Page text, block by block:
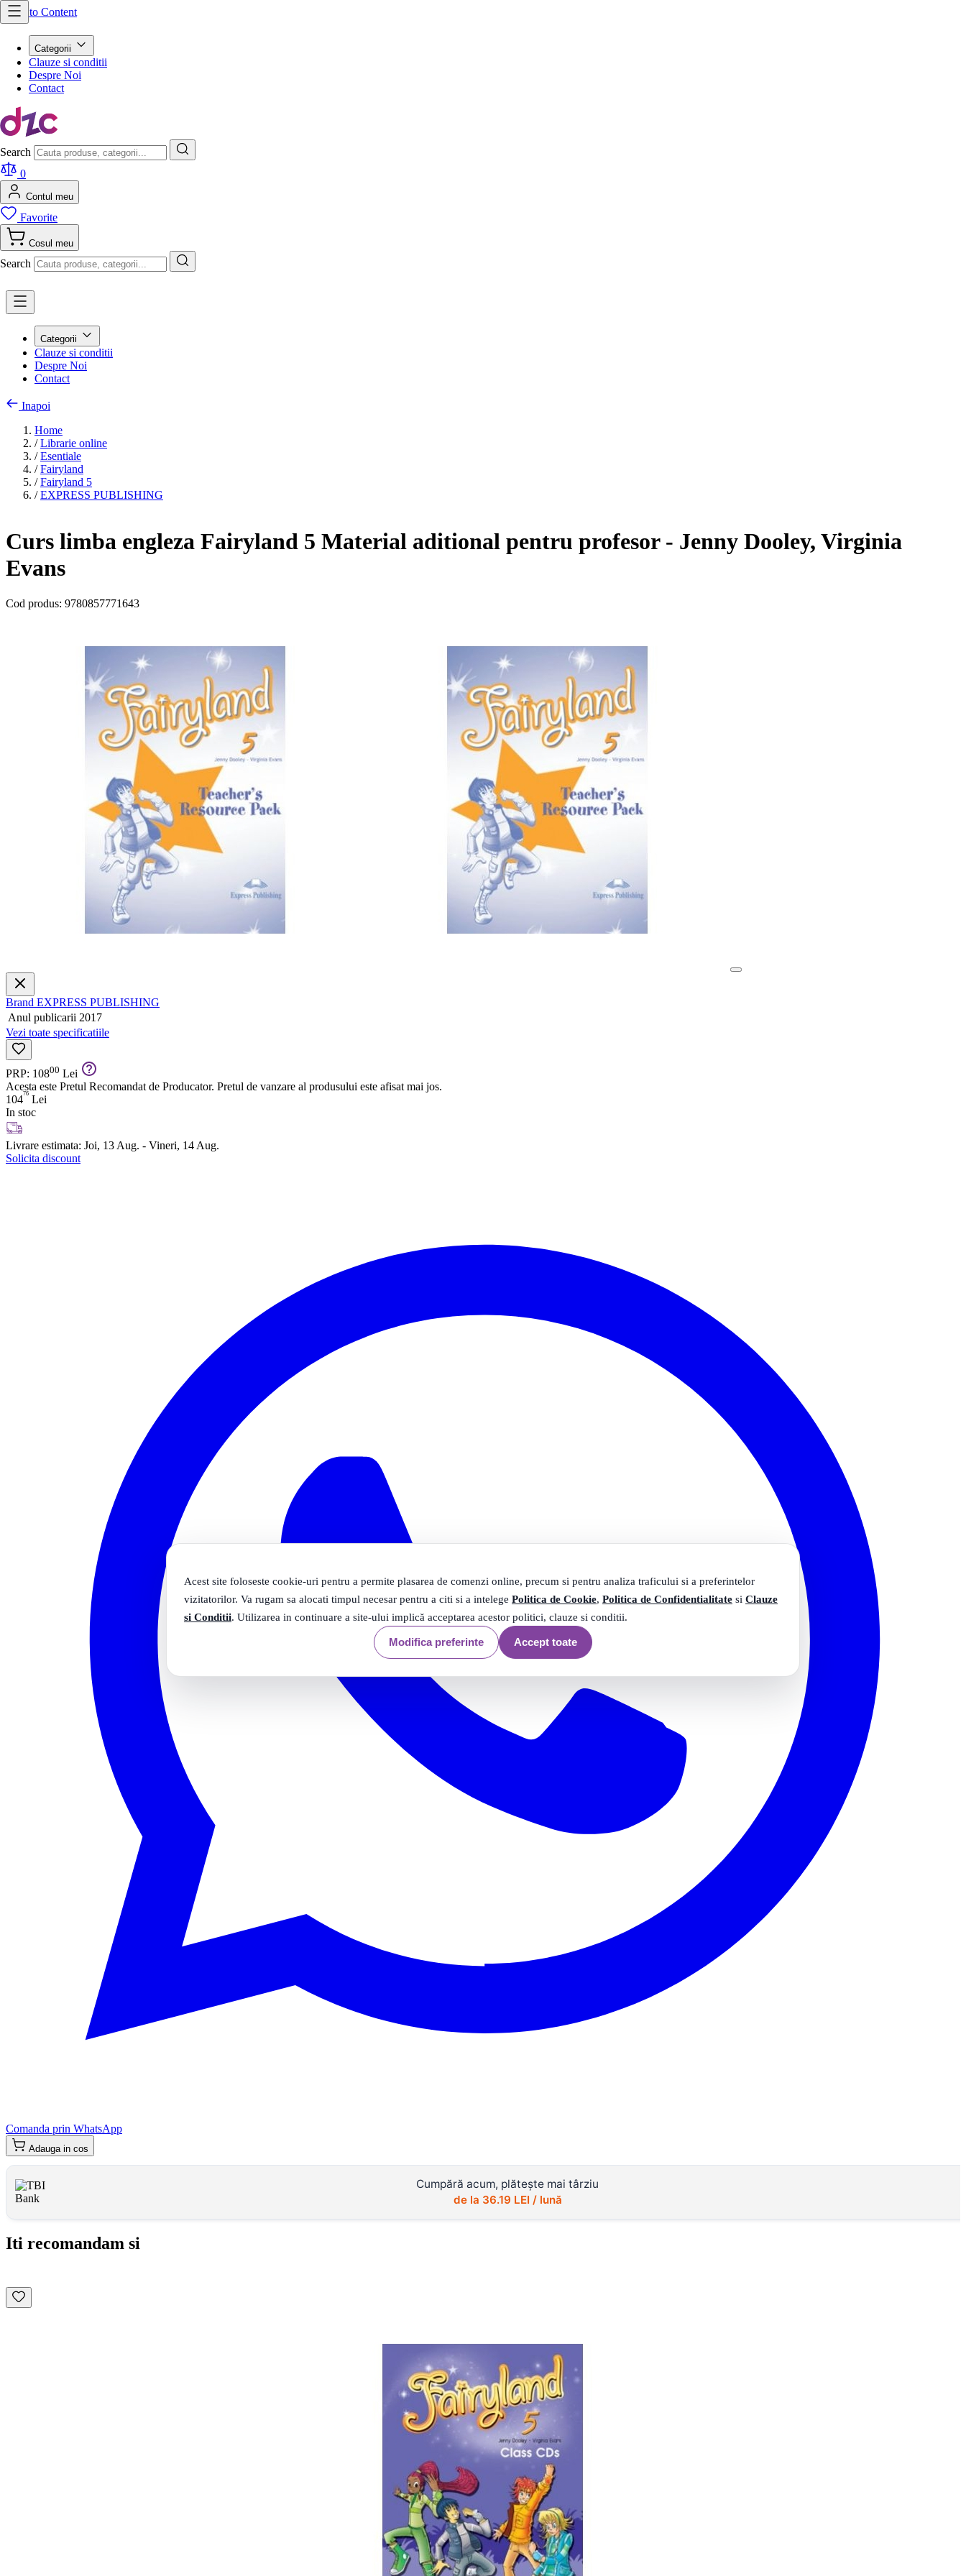
Acest site foloseste cookie-uri pentru a permite plasarea de comenzi online, precum si pentru analiza traficului si a preferintelor
vizitatorilor. Va rugam sa alocati timpul necesar pentru a citi si a intelege Politica de Cookie, Politica de Confidentialitate si Clauze
si Conditii. Utilizarea in continuare a site-ului implică acceptarea acestor politici, clauze si conditii.
Modifica preferinte Accept toate
Skip to Content
Categorii
Clauze si conditii
Despre Noi
Contact
Search
0
Contul meu
Favorite
Cosul meu
Search
Categorii
Clauze si conditii
Despre Noi
Contact
Inapoi
Home
/ Librarie online
/ Esentiale
/ Fairyland
/ Fairyland 5
/ EXPRESS PUBLISHING
Curs limba engleza Fairyland 5 Material aditional pentru profesor - Jenny Dooley, Virginia
Evans
Cod produs: 9780857771643
Brand EXPRESS PUBLISHING
Anul publicarii 2017
Vezi toate specificatiile
PRP: 10800 Lei
Acesta este Pretul Recomandat de Producator. Pretul de vanzare al produsului este afisat mai jos.
10476 Lei
In stoc
Livrare estimata: Joi, 13 Aug. - Vineri, 14 Aug.
Solicita discount
Comanda prin WhatsApp
Adauga in cos
Cumpără acum, plătește mai târziu
de la 36.19 LEI / lună
Iti recomandam si